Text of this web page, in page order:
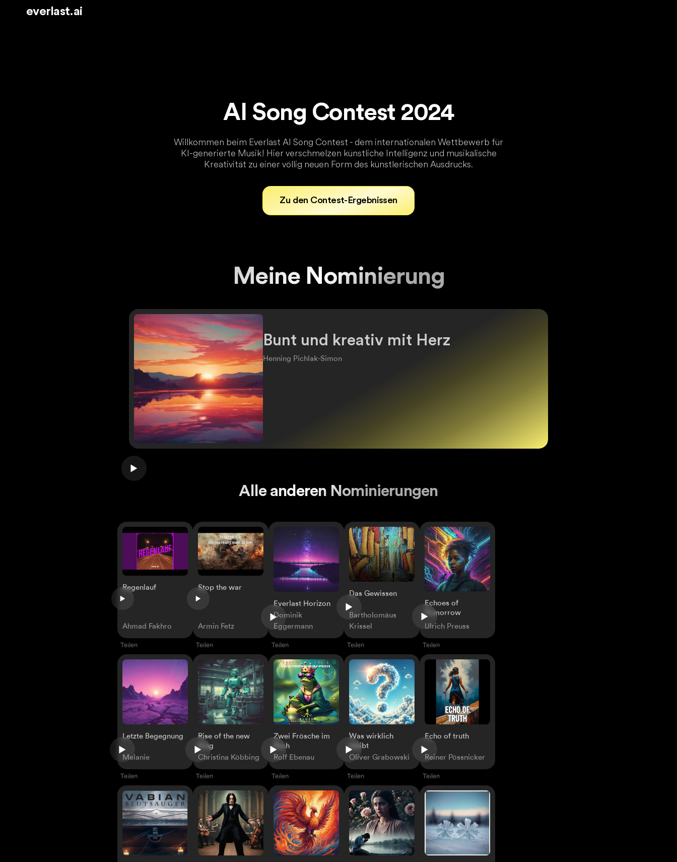
everlast.ai
AI Song Contest 2024
Willkommen beim Everlast AI Song Contest - dem internationalen Wettbewerb für
KI-generierte Musik! Hier verschmelzen künstliche Intelligenz und musikalische
Kreativität zu einer völlig neuen Form des künstlerischen Ausdrucks.
Zu den Contest-Ergebnissen
Meine Nominierung
Bunt und kreativ mit Herz
Henning Pichlak-Simon
Alle anderen Nominierungen
Regenlauf
Ahmad Fakhro
Teilen
Stop the war
Armin Fetz
Teilen
Everlast Horizon
Dominik
Eggermann
Teilen
Das Gewissen
Bartholomäus
Krissel
Teilen
Echoes of
Tomorrow
Ulrich Preuss
Teilen
Letzte Begegnung
Melanie
Teilen
Rise of the new
King
Christina Köbbing
Teilen
Zwei Frösche im
Pech
Rolf Ebenau
Teilen
Was wirklich
bleibt
Oliver Grabowski
Teilen
Echo of truth
Reiner Pössnicker
Teilen